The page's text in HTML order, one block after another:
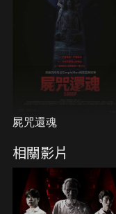
屍咒還魂
相關影片